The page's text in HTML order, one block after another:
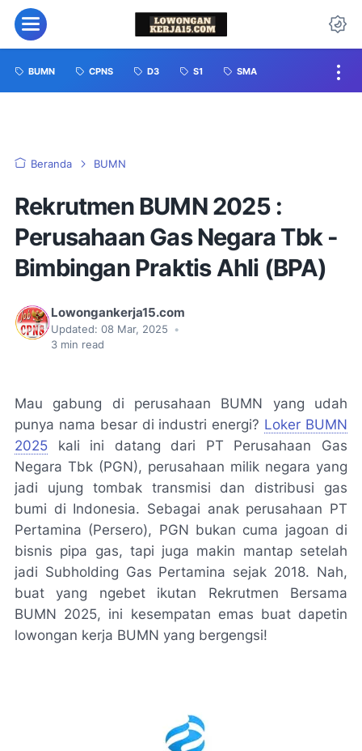
BUMN CPNS D3 S1 SMA
Beranda BUMN
Rekrutmen BUMN 2025 :
Perusahaan Gas Negara Tbk -
Bimbingan Praktis Ahli (BPA)
Lowongankerja15.com
Updated: 08 Mar, 2025
•
3 min read
Mau gabung di perusahaan BUMN yang udah
punya nama besar di industri energi? Loker BUMN
2025 kali ini datang dari PT Perusahaan Gas
Negara Tbk (PGN), perusahaan milik negara yang
jadi ujung tombak transmisi dan distribusi gas
bumi di Indonesia. Sebagai anak perusahaan PT
Pertamina (Persero), PGN bukan cuma jagoan di
bisnis pipa gas, tapi juga makin mantap setelah
jadi Subholding Gas Pertamina sejak 2018. Nah,
buat yang ngebet ikutan Rekrutmen Bersama
BUMN 2025, ini kesempatan emas buat dapetin
lowongan kerja BUMN yang bergengsi!